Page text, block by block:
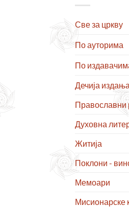
Све за цркву
По ауторима
По
Дечија
Православни
Духовна
Житија
Поклони -
Мемоари
Мисионарске